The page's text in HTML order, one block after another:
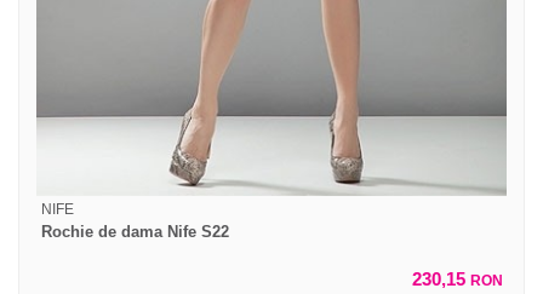
NIFE
Rochie de dama Nife S22
230,15 RON